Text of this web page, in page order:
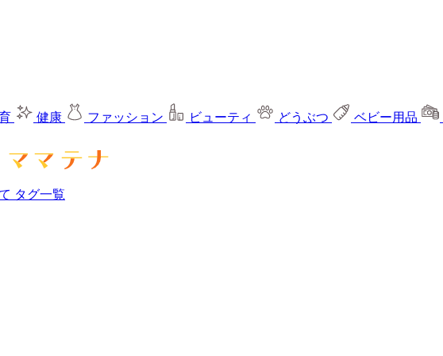
健康 ファッション ビューティ どうぶつ ベビー用品
タグ一覧